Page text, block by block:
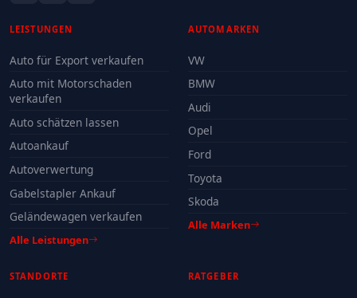
LEISTUNGEN
Auto für Export verkaufen
Auto mit Motorschaden
verkaufen
Auto schätzen lassen
Autoankauf
Autoverwertung
Gabelstapler Ankauf
Geländewagen verkaufen
Alle Leistungen
AUTOMARKEN
VW
BMW
Audi
Opel
Ford
Toyota
Skoda
Alle Marken
STANDORTE RATGEBER